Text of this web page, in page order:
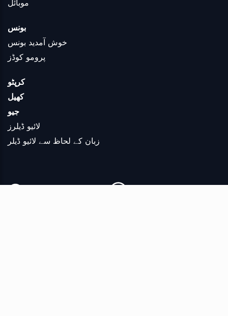
موبائل
بونس
خوش آمدید بونس
پرومو کوڈز
کرپٹو
کھیل
جیو
لائیو ڈیلرز
زبان کے لحاظ سے لائیو ڈیلر